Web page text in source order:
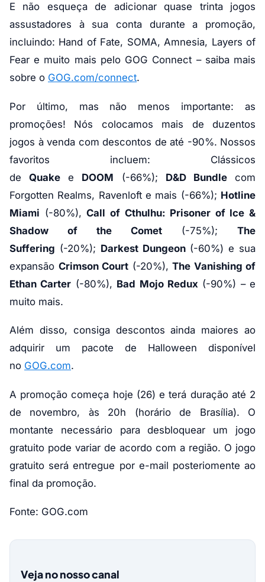
E não esqueça de adicionar quase trinta jogos
assustadores à sua conta durante a promoção,
incluindo: Hand of Fate, SOMA, Amnesia, Layers of
Fear e muito mais pelo GOG Connect – saiba mais
sobre o GOG.com/connect.
Por último, mas não menos importante: as
promoções! Nós colocamos mais de duzentos
jogos à venda com descontos de até -90%. Nossos
favoritos incluem: Clássicos
deQuake e DOOM (-66%); D&D Bundlecom
Forgotten Realms, Ravenloft e mais (-66%); Hotline
Miami (-80%),Call of Cthulhu: Prisoner of Ice &
Shadow of the Comet (-75%); The
Suffering (-20%); Darkest Dungeon(-60%) e sua
expansão Crimson Court (-20%), The Vanishing of
Ethan Carter (-80%), Bad Mojo Redux (-90%) – e
muito mais.
Além disso, consiga descontos ainda maiores ao
adquirir um pacote de Halloween disponível
no GOG.com.
A promoção começa hoje (26) e terá duração até 2
de novembro, às 20h (horário de Brasília). O
montante necessário para desbloquear um jogo
gratuito pode variar de acordo com a região. O jogo
gratuito será entregue por e-mail posteriomente ao
final da promoção.
Fonte: GOG.com
Veja no nosso canal